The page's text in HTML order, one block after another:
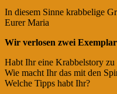
In diesem Sinne krabbelige
Eurer Maria
Wir verlosen zwei
Habt Ihr eine Krabbelstory zu
Wie macht Ihr das mit den
Welche Tipps habt Ihr?